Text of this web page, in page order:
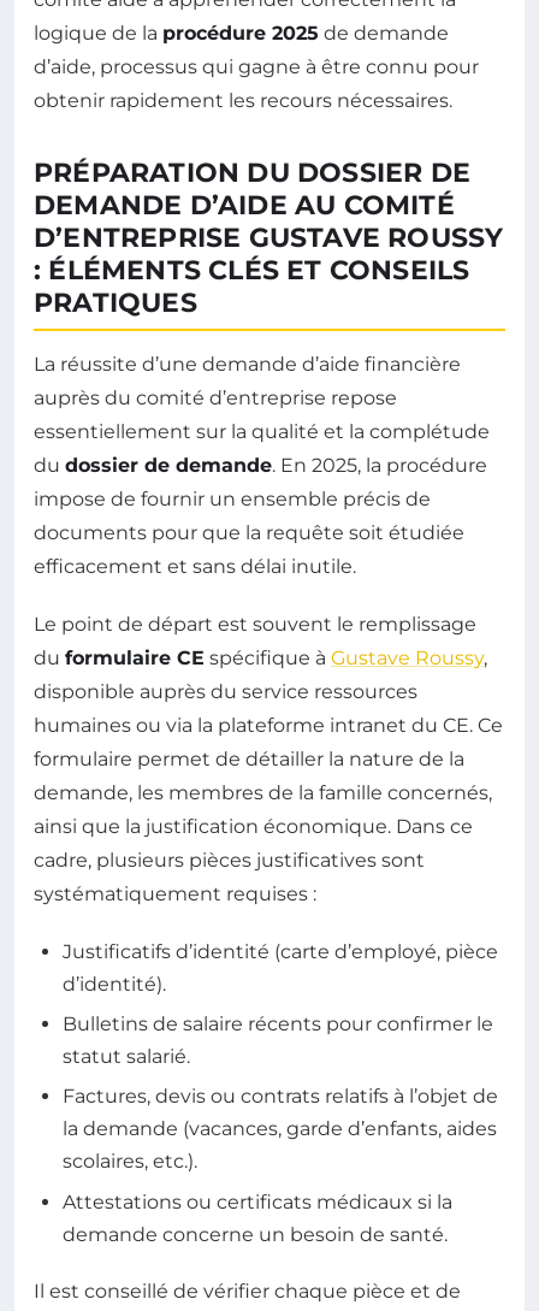
logique de la procédure 2025 de demande
d’aide, processus qui gagne à être connu pour
obtenir rapidement les recours nécessaires.
PRÉPARATION DU DOSSIER DE
DEMANDE D’AIDE AU COMITÉ
D’ENTREPRISE GUSTAVE ROUSSY
: ÉLÉMENTS CLÉS ET CONSEILS
PRATIQUES
La réussite d’une demande d’aide financière
auprès du comité d’entreprise repose
essentiellement sur la qualité et la complétude
du dossier de demande. En 2025, la procédure
impose de fournir un ensemble précis de
documents pour que la requête soit étudiée
efficacement et sans délai inutile.
Le point de départ est souvent le remplissage
du formulaire CE spécifique à Gustave Roussy,
disponible auprès du service ressources
humaines ou via la plateforme intranet du CE. Ce
formulaire permet de détailler la nature de la
demande, les membres de la famille concernés,
ainsi que la justification économique. Dans ce
cadre, plusieurs pièces justificatives sont
systématiquement requises :
Justificatifs d’identité (carte d’employé, pièce
d’identité).
Bulletins de salaire récents pour confirmer le
statut salarié.
Factures, devis ou contrats relatifs à l’objet de
la demande (vacances, garde d’enfants, aides
scolaires, etc.).
Attestations ou certificats médicaux si la
demande concerne un besoin de santé.
Il est conseillé de vérifier chaque pièce et de